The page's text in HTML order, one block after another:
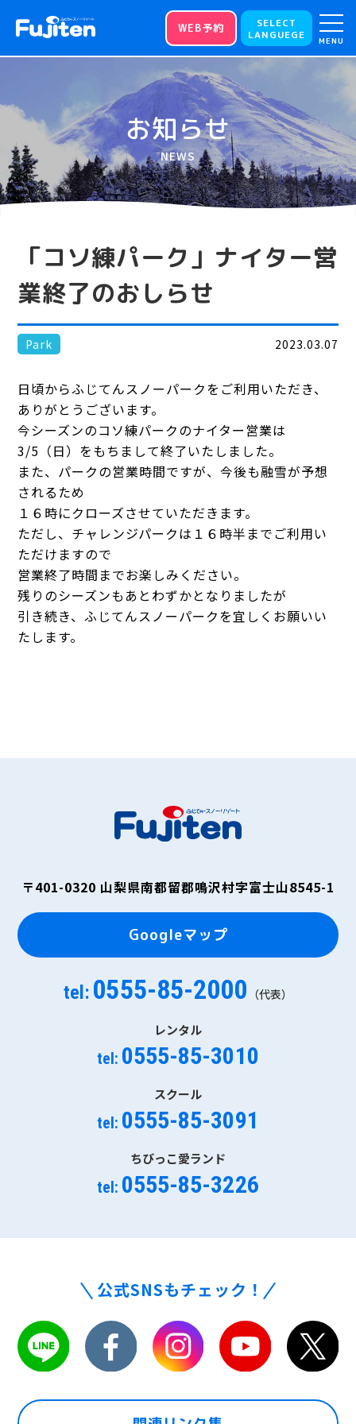
WEB予約
SELECT
LANGUEGE
MENU
お知らせ
NEWS
「コソ練パーク」ナイター営
業終了のおしらせ
Park 2023.03.07
日頃からふじてんスノーパークをご利用いただき、
ありがとうございます。
今シーズンのコソ練パークのナイター営業は
3/5（日）をもちまして終了いたしました。
また、パークの営業時間ですが、今後も融雪が予想
されるため
１６時にクローズさせていただきます。
ただし、チャレンジパークは１６時半までご利用い
ただけますので
営業終了時間までお楽しみください。
残りのシーズンもあとわずかとなりましたが
引き続き、ふじてんスノーパークを宜しくお願いい
たします。
〒401-0320 山梨県南都留郡鳴沢村字富士山8545-1
Googleマップ
tel: 0555-85-2000 （代表）
レンタル
tel: 0555-85-3010
スクール
tel: 0555-85-3091
ちびっこ愛ランド
tel: 0555-85-3226
公式SNSもチェック！